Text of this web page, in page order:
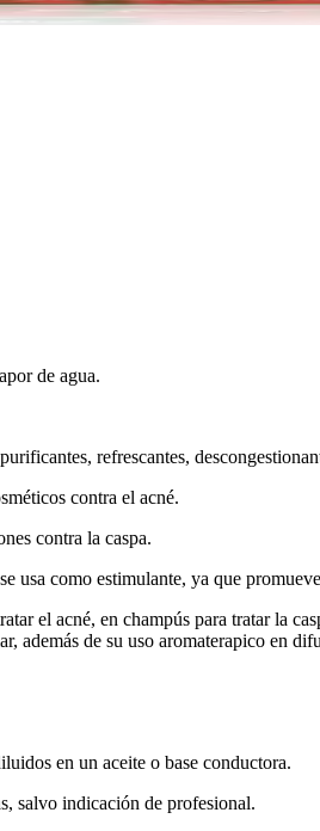
de agua.
refrescantes,
contra el acné.
contra la caspa.
usa como estimulante, ya que
el acné, en champús para tratar la
además de su uso aromaterapico en
en un aceite o base conductora.
salvo indicación de profesional.